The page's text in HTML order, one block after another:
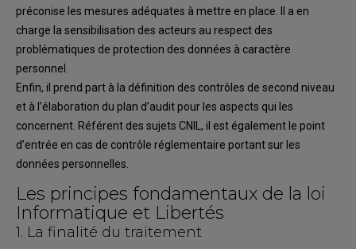
préconise es mesures adéquates à mettre en place a en
charge la sensibilisation des acteurs au respect des
problématiques de protection des données à caractère
personnel.
Enfin, il prend part à la définition des contrôles de second niveau
et à l’élaboration du plan d’audit pour les aspects qui les
concernent. Référent des sujets CNIL, il est également le point
d’entrée en cas de contrôle réglementaire portant sur les
données personnelles.
Les principes fondamentaux de la loi
Informatique et Libertés
1. La finalité du traitement